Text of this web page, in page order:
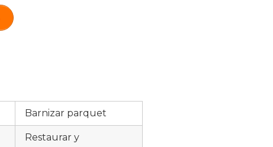
Barnizar parquet
Restaurar y